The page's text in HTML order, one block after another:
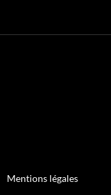
Mentions légales